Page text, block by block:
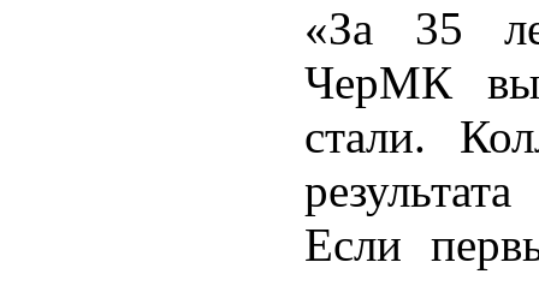
«За 35
ЧерМК
стали.
Если